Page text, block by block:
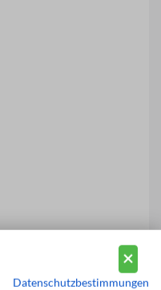
Datenschutzbestimmungen